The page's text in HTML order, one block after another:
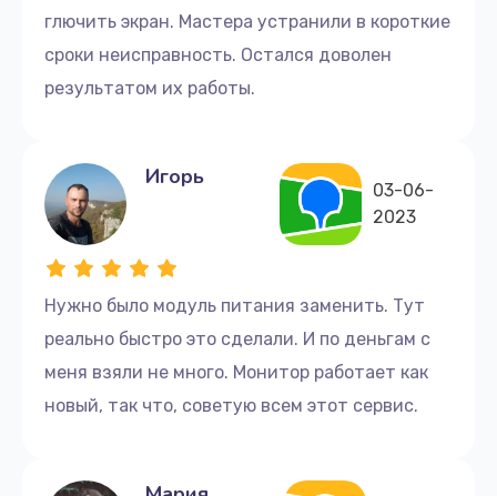
глючить экран. Мастера устранили в короткие
сроки неисправность. Остался доволен
результатом их работы.
Нужно было модуль питания заменить. Тут
реально быстро это сделали. И по деньгам с
меня взяли не много. Монитор работает как
новый, так что, советую всем этот сервис.
Игорь
03-06-
2023